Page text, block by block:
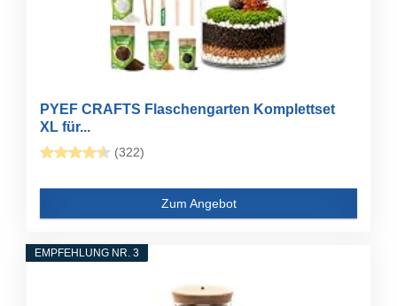
PYEF CRAFTS Flaschengarten Komplettset
XL für...
(322)
Zum Angebot
EMPFEHLUNG NR. 3